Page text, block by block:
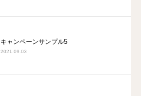
キャンペーンサンプル5
2021.09.03